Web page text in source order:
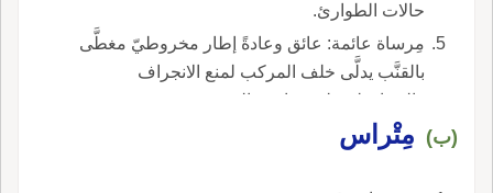
حالات الطوارئ.
مِرساة عائمة: عائق وعادةً إطار مخروطيّ مغطَّى
بالقنَّب يدلَّى خلف المركب لمنع الانجراف
والمحافظة على مواجهة الريح.
(ب) مِتْراس